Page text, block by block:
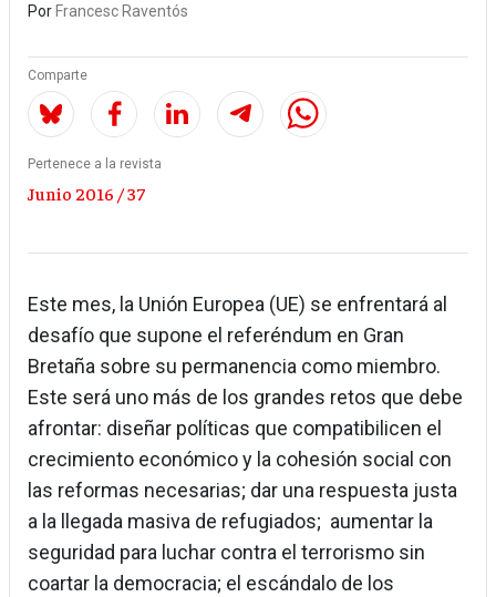
Por Francesc Raventós
Comparte
Pertenece a la revista
Junio 2016 / 37
Este mes, la Unión Europea (UE) se enfrentará al
desafío que supone el referéndum en Gran
Bretaña sobre su permanencia como miembro.
Este será uno más de los grandes retos que debe
afrontar: diseñar políticas que compatibilicen el
crecimiento económico y la cohesión social con
las reformas necesarias; dar una respuesta justa
a la llegada masiva de refugiados; aumentar la
seguridad para luchar contra el terrorismo sin
coartar la democracia; el escándalo de los